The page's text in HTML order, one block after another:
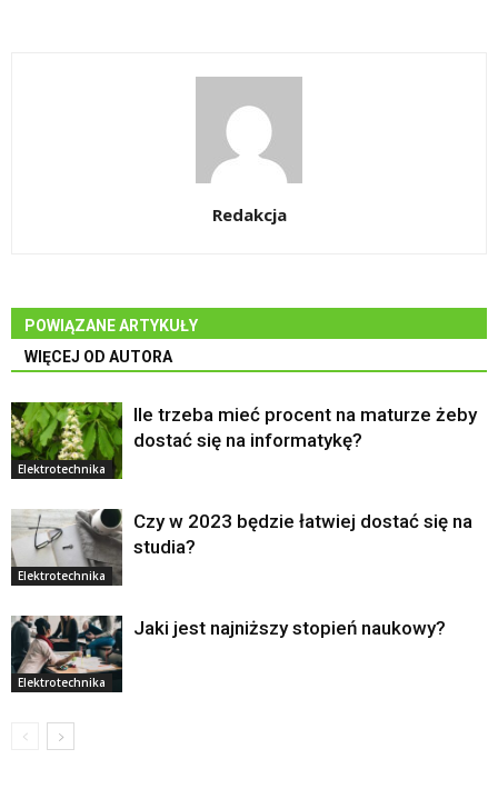
Redakcja
POWIĄZANE ARTYKUŁY
WIĘCEJ OD AUTORA
Elektrotechnika
Ile trzeba mieć procent na maturze żeby
dostać się na informatykę?
Elektrotechnika
Czy w 2023 będzie łatwiej dostać się na
studia?
Elektrotechnika
Jaki jest najniższy stopień naukowy?